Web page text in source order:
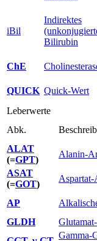
iBil
Indirektes
Bilirubin
ChE
QUICK Quick-Wert
Leberwerte
Abk.
ALAT
(=GPT)
Alanin-
ASAT
(=GOT)
Aspartat-
AP
GLDH
Gamma-